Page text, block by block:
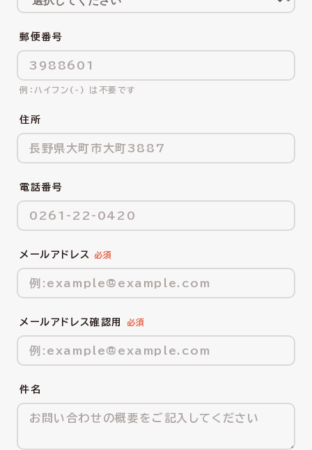
郵便番号
ハイフン(-) は不要です
住所
電話番号
メールアドレス
メールアドレス確認用
件名